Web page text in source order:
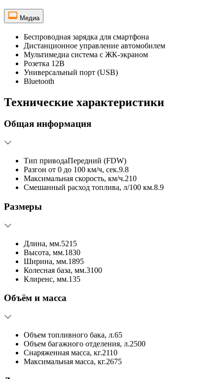
Медиа
Беспроводная зарядка для смартфона
Дистанционное управление автомобилем
Мультимедиа система с ЖК-экраном
Розетка 12В
Универсальный порт (USB)
Bluetooth
Технические характеристики
Общая информация
Тип приводаПередний (FDW)
Разгон от 0 до 100 км/ч, сек.9.8
Максимальная скорость, км/ч.210
Смешанный расход топлива, л/100 км.8.9
Размеры
Длина, мм.5215
Высота, мм.1830
Ширина, мм.1895
Колесная база, мм.3100
Клиренс, мм.135
Объём и масса
Объем топливного бака, л.65
Объем багажного отделения, л.2500
Снаряженная масса, кг.2110
Максимальная масса, кг.2675